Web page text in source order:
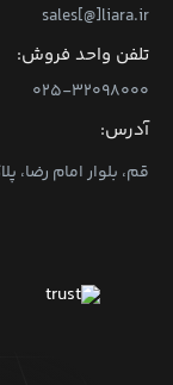
sales[@]liara.ir
تلفن واحد فروش:
۰۲۵-۳۲۰۹۸۰۰۰
آدرس:
قم، بلوار امام رضا، پلاک ۲۹، ساختمان امام رضا، طبقه ۳،